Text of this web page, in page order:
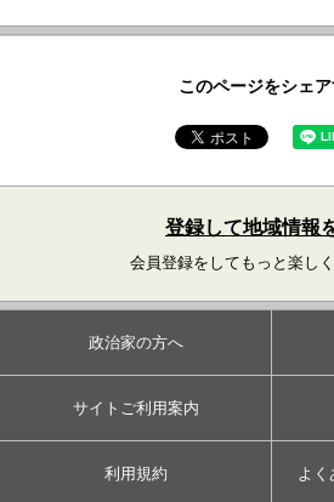
このページをシェ
登録して地域情報
会員登録をしてもっと楽しく
政治家の方へ
サイトご利用案内
利用規約 よく